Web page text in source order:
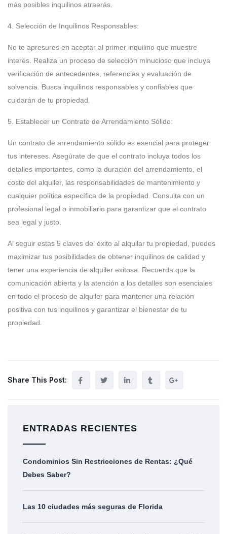
más posibles inquilinos atraerás.
4. Selección de Inquilinos Responsables:
No te apresures en aceptar al primer inquilino que muestre
interés. Realiza un proceso de selección minucioso que incluya
verificación de antecedentes, referencias y evaluación de
solvencia. Busca inquilinos responsables y confiables que
cuidarán de tu propiedad.
5. Establecer un Contrato de Arrendamiento Sólido:
Un contrato de arrendamiento sólido es esencial para proteger
tus intereses. Asegúrate de que el contrato incluya todos los
detalles importantes, como la duración del arrendamiento, el
costo del alquiler, las responsabilidades de mantenimiento y
cualquier política específica de la propiedad. Consulta con un
profesional legal o inmobiliario para garantizar que el contrato
sea legal y justo.
Al seguir estas 5 claves del éxito al alquilar tu propiedad, puedes
maximizar tus posibilidades de obtener inquilinos de calidad y
tener una experiencia de alquiler exitosa. Recuerda que la
comunicación abierta y la atención a los detalles son esenciales
en todo el proceso de alquiler para mantener una relación
positiva con tus inquilinos y garantizar el bienestar de tu
propiedad.
Share This Post:
ENTRADAS RECIENTES
Condominios Sin Restricciones de Rentas: ¿Qué
Debes Saber?
Las 10 ciudades más seguras de Florida